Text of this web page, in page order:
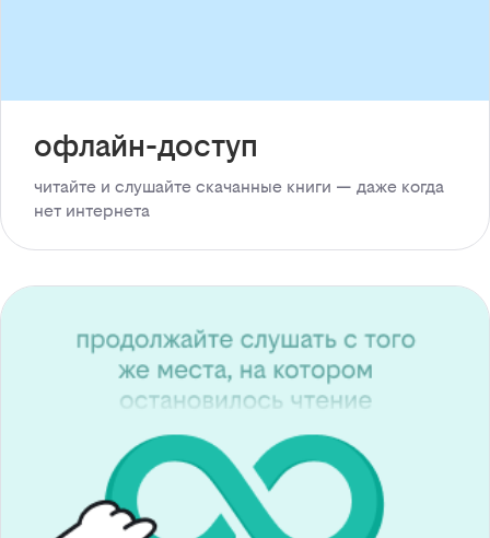
офлайн-доступ
читайте и слушайте скачанные книги — даже когда
нет интернета